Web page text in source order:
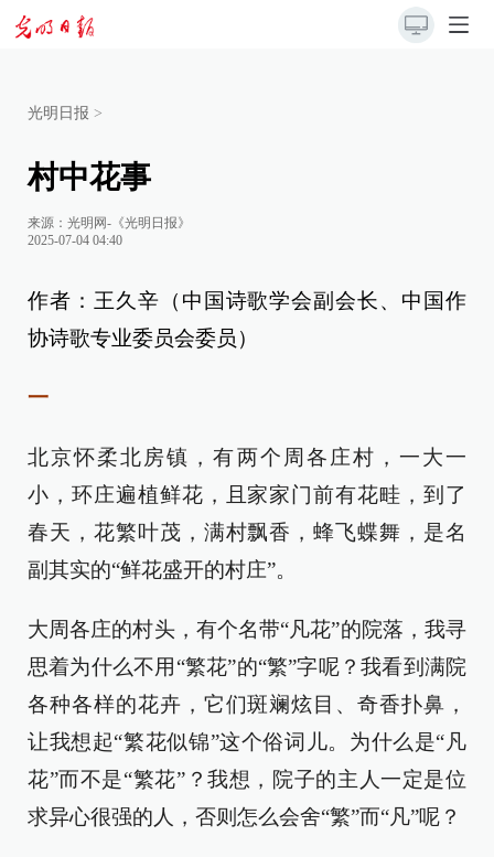
光明日报 >
村中花事
来源： 光明网-《光明日报》
2025-07-04 04:40
作者：王久辛（中国诗歌学会副会长、中国作
协诗歌专业委员会委员）
一
北京怀柔北房镇，有两个周各庄村，一大一
小，环庄遍植鲜花，且家家门前有花畦，到了
春天，花繁叶茂，满村飘香，蜂飞蝶舞，是名
副其实的“鲜花盛开的村庄”。
大周各庄的村头，有个名带“凡花”的院落，我寻
思着为什么不用“繁花”的“繁”字呢？我看到满院
各种各样的花卉，它们斑斓炫目、奇香扑鼻，
让我想起“繁花似锦”这个俗词儿。为什么是“凡
花”而不是“繁花”？我想，院子的主人一定是位
求异心很强的人，否则怎么会舍“繁”而“凡”呢？